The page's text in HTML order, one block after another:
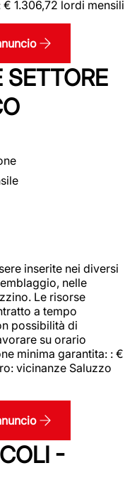
1.306,72 lordi mensili
SETTORE
inserite nei diversi
nelle
Le risorse
a tempo
possibilità di
su orario
minima garantita: : €
vicinanze Saluzzo
-